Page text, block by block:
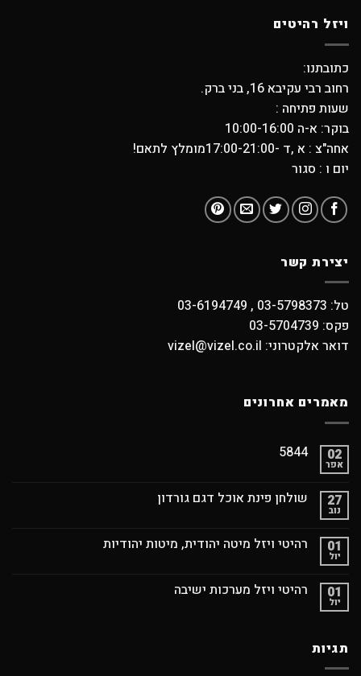
ויזל רהיטים
כתובתנו:
רחוב רבי עקיבא 16, בני ברק.
שעות פתיחה :
בוקר: א-ה 10:00-16:00
אחה"צ : א ,ד -17:00-21:00מומלץ לתאם!
יום ו : סגור
יצירת קשר
טל: 03-5798373 , 03-6194749
פקס: 03-5704739
דואר אלקטרוני: vizel@vizel.co.il
מאמרים אחרונים
02
אפר
5844
27
נוב
שולחן פינת אוכל דגם גורדון
01
יול
רהיטי ויזל מיטה יהודית, מיטות יהודיות
01
יול
רהיטי ויזל מערכות ישיבה
תגיות